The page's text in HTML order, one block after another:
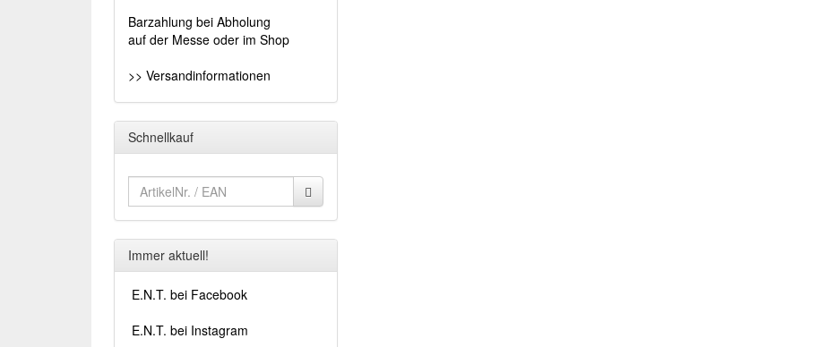
Barzahlung bei Abholung
auf der Messe oder im Shop
>> Versandinformationen
Schnellkauf
Immer aktuell!
E.N.T. bei Facebook
E.N.T. bei Instagram